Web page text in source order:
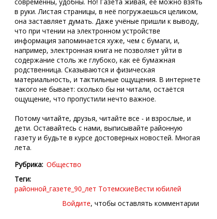
в руки. Листая страницы, в неё погружаешься целиком,
она заставляет думать. Даже учёные пришли к выводу,
что при чтении на электронном устройстве
информация запоминается хуже, чем с бумаги, и,
например, электронная книга не позволяет уйти в
содержание столь же глубоко, как её бумажная
родственница. Сказываются и физическая
материальность, и тактильные ощущения. В интернете
такого не бывает: сколько бы ни читали, остаётся
ощущение, что пропустили нечто важное.
Потому читайте, друзья, читайте все - и взрослые, и
дети. Оставайтесь с нами, выписывайте районную
газету и будьте в курсе достоверных новостей. Многая
лета.
Рубрика Общество
Теги
районной_газете_90_лет ТотемскиеВести юбилей
Войдите, чтобы оставлять комментарии